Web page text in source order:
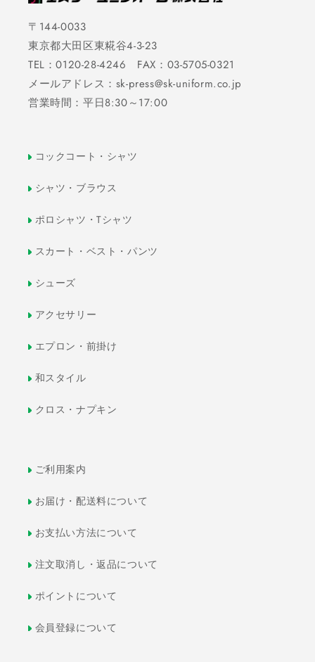
〒144-0033
東京都大田区東糀谷4-3-23
TEL：0120-28-4246 FAX：03-5705-0321
メールアドレス：sk-press@sk-uniform.co.jp
営業時間：平日8:30～17:00
コックコート・シャツ
シャツ・ブラウス
ポロシャツ・Tシャツ
スカート・ベスト・パンツ
シューズ
アクセサリー
エプロン・前掛け
和スタイル
クロス・ナプキン
ご利用案内
お届け・配送料について
お支払い方法について
注文取消し・返品について
ポイントについて
会員登録について